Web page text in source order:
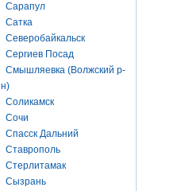
Сарапул
Сатка
Северобайкальск
Сергиев Посад
Смышляевка (Волжский р-
н)
Соликамск
Сочи
Спасск Дальний
Ставрополь
Стерлитамак
Сызрань